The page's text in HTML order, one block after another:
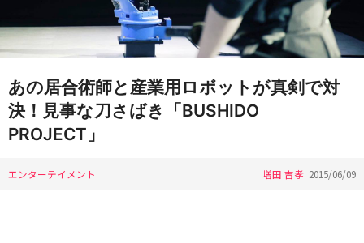
あの居合術師と産業用ロボットが真剣で対
決！見事な刀さばき「BUSHIDO
PROJECT」
エンターテイメント 増田 吉孝 2015/06/09